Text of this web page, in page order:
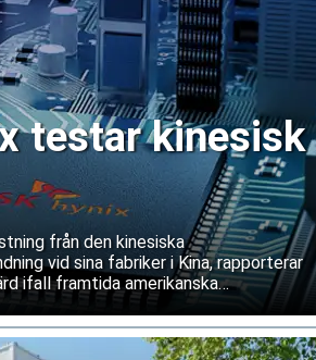
testar kinesisk
från den kinesiska
vid sina fabriker i Kina, rapporterar
ifall framtida amerikanska
av västerländsk utrustning. Båda